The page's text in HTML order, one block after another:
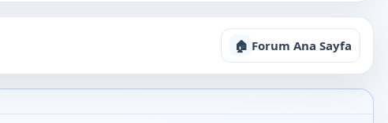
🏠 Forum Ana Sayfa